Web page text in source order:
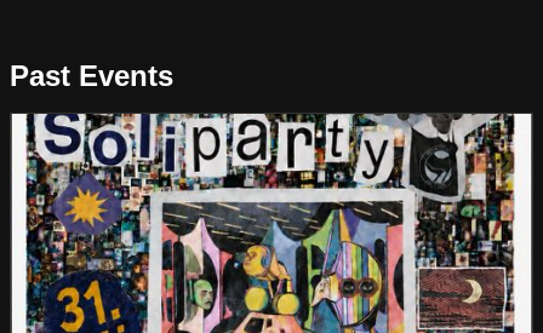
Past Events